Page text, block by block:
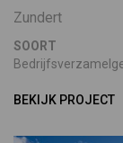
Zundert
SOORT
BEKIJK PROJECT